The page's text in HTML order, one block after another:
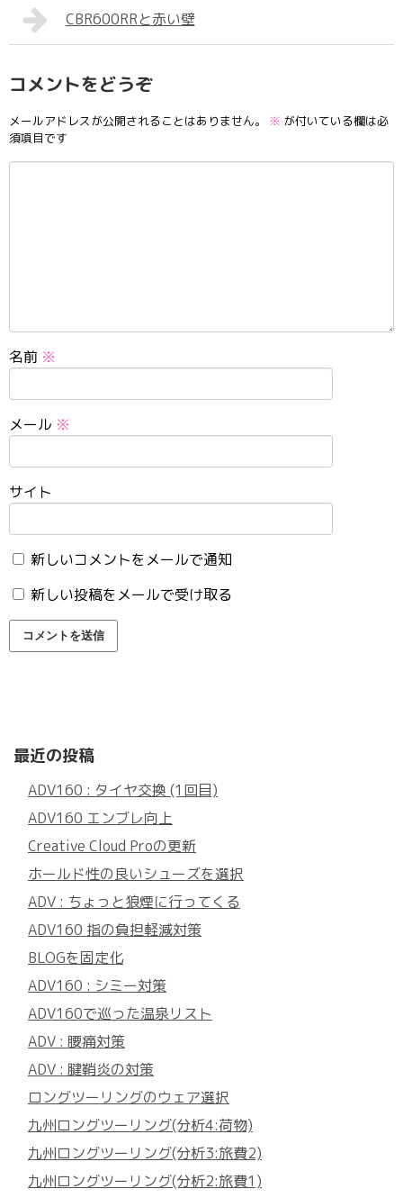
CBR600RRと赤い壁
コメントをどうぞ
メールアドレスが公開されることはありません。 ※ が付いている欄は必
須項目です
名前 ※
メール ※
サイト
新しいコメントをメールで通知
新しい投稿をメールで受け取る
最近の投稿
ADV160 : タイヤ交換 (1回目)
ADV160 エンブレ向上
Creative Cloud Proの更新
ホールド性の良いシューズを選択
ADV : ちょっと狼煙に行ってくる
ADV160 指の負担軽減対策
BLOGを固定化
ADV160 : シミー対策
ADV160で巡った温泉リスト
ADV : 腰痛対策
ADV : 腱鞘炎の対策
ロングツーリングのウェア選択
九州ロングツーリング(分析4:荷物)
九州ロングツーリング(分析3:旅費2)
九州ロングツーリング(分析2:旅費1)